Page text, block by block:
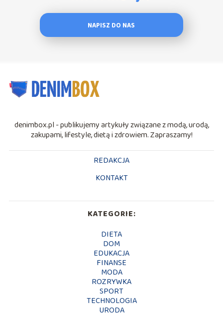
NAPISZ DO NAS
denimbox.pl - publikujemy artykuły związane z modą, urodą,
zakupami, lifestyle, dietą i zdrowiem. Zapraszamy!
REDAKCJA
KONTAKT
KATEGORIE:
DIETA
DOM
EDUKACJA
FINANSE
MODA
ROZRYWKA
SPORT
TECHNOLOGIA
URODA